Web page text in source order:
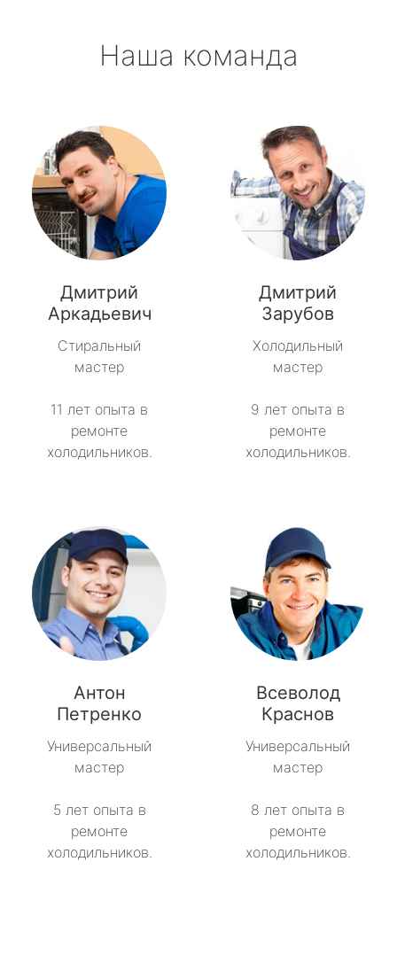
Наша команда
Дмитрий
Аркадьевич
Стиральный
мастер
11 лет опыта в
ремонте
холодильников.
Дмитрий
Зарубов
Холодильный
мастер
9 лет опыта в
ремонте
холодильников.
Антон
Петренко
Универсальный
мастер
5 лет опыта в
ремонте
холодильников.
Всеволод
Краснов
Универсальный
мастер
8 лет опыта в
ремонте
холодильников.